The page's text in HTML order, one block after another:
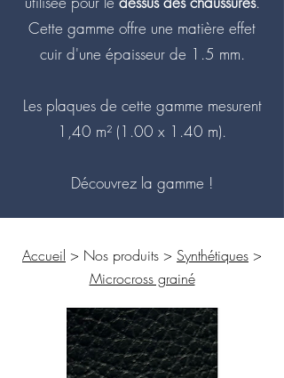
Cette gamme offre une matière effet
cuir d'une épaisseur de 1.5 mm.
Les plaques de cette gamme mesurent
1,40 m² (1.00 x 1.40 m).
Découvrez la gamme !
Accueil > Nos produits > Synthétiques >
Microcross grainé